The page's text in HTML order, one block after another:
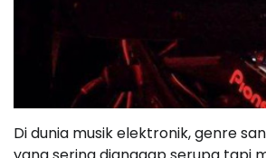
Di dunia musik elektronik, genre